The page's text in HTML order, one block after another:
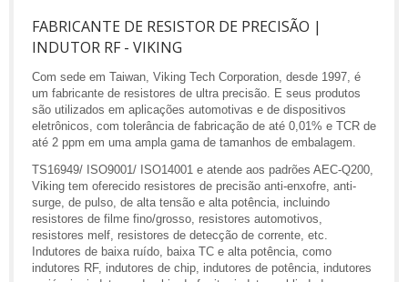
FABRICANTE DE RESISTOR DE PRECISÃO |
INDUTOR RF - VIKING
Com sede em Taiwan, Viking Tech Corporation, desde 1997, é
um fabricante de resistores de ultra precisão. E seus produtos
são utilizados em aplicações automotivas e de dispositivos
eletrônicos, com tolerância de fabricação de até 0,01% e TCR de
até 2 ppm em uma ampla gama de tamanhos de embalagem.
TS16949/ ISO9001/ ISO14001 e atende aos padrões AEC-Q200,
Viking tem oferecido resistores de precisão anti-enxofre, anti-
surge, de pulso, de alta tensão e alta potência, incluindo
resistores de filme fino/grosso, resistores automotivos,
resistores melf, resistores de detecção de corrente, etc.
Indutores de baixa ruído, baixa TC e alta potência, como
indutores RF, indutores de chip, indutores de potência, indutores